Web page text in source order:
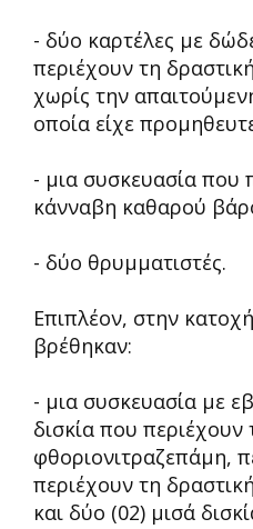
- δύο καρτέλες με
περιέχουν τη
χωρίς την
οποία είχε
- μια συσκευασία που
κάνναβη καθαρού
- δύο θρυμματιστές.
Επιπλέον, στην
βρέθηκαν:
- μια συσκευασία με
δισκία που περιέχουν
φθοριονιτραζεπάμη,
περιέχουν τη
και δύο (02) μισά